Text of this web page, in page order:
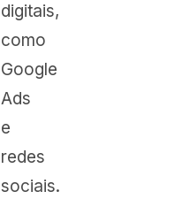
digitais,
como
Google
Ads
e
redes
sociais.